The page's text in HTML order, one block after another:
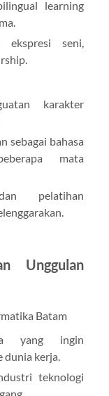
learning
ekspresi seni,
karakter
sebagai bahasa
mata
pelatihan
Unggulan
Batam
yang ingin
dunia kerja.
teknologi